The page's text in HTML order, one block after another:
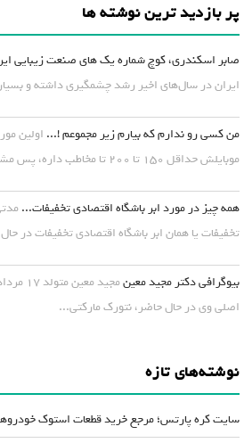
پر بازدید ترین نوشته ها
صابر اسکندری، کوچ شماره یک های صنعت زیبایی
ایران در سال‌های اخیر رشد چشمگیری داشته و
من کسی رو ندارم که بیارم زیر مجموعم !... اولین
موبایلش حداقل ۱۵۰ تا ۲۰۰ تا مخاطب داره، پس مشکل اصلی...
همه چیز در مورد ابر باشگاه اقتصادی تخفیفات...
تخفیفات یا همان ابر باشگاه اقتصادی تخفیفات در
بیوگرافی دکتر مجید معین
اصلی وی در حال حاضر، نتورک مارکتی...
نوشته‌های تازه
سایت کره پارتس؛ مرجع خرید قطعات استوک